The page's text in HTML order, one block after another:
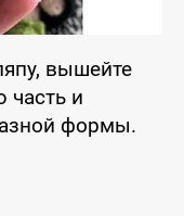
вышейте
и
формы.